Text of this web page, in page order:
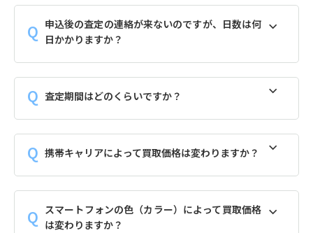
申込後の査定の連絡が来ないのですが、日数は何
日かかりますか？
査定期間はどのくらいですか？
携帯キャリアによって買取価格は変わりますか？
スマートフォンの色（カラー）によって買取価格
は変わりますか？